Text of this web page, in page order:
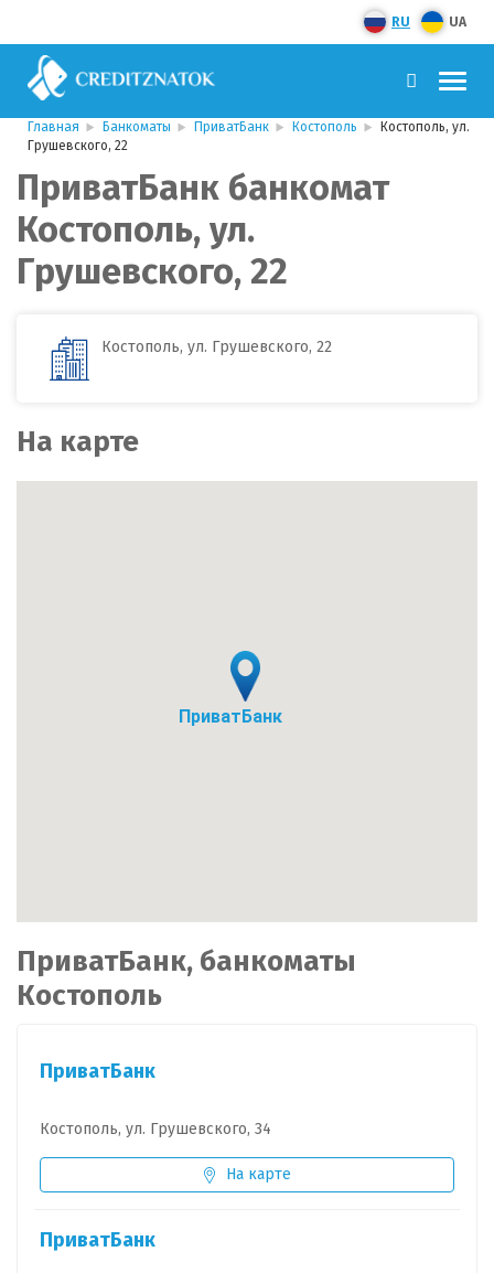
RU UA
Главная Банкоматы ПриватБанк Костополь
Костополь, ул.
Грушевского, 22
ПриватБанк банкомат
Костополь, ул.
Грушевского, 22
Костополь, ул. Грушевского, 22
На карте
ПриватБанк
ПриватБанк, банкоматы
Костополь
ПриватБанк
Костополь, ул. Грушевского, 34
На карте
ПриватБанк